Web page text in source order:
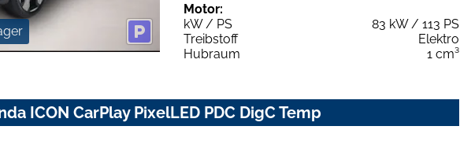
Motor:
kW / PS
83 kW / 113 PS
Treibstoff
Elektro
Hubraum
1 cm³
ICON CarPlay PixelLED PDC DigC Temp